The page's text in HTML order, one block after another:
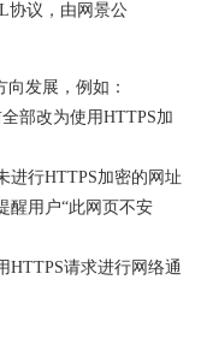
协议，由网景公
发展，例如：
部改为使用HTTPS加
进行HTTPS加密的网址
醒用户“此网页不安
HTTPS请求进行网络通